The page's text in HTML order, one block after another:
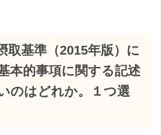
取基準（2015年版）に
本的事項に関する記述
のはどれか。１つ選